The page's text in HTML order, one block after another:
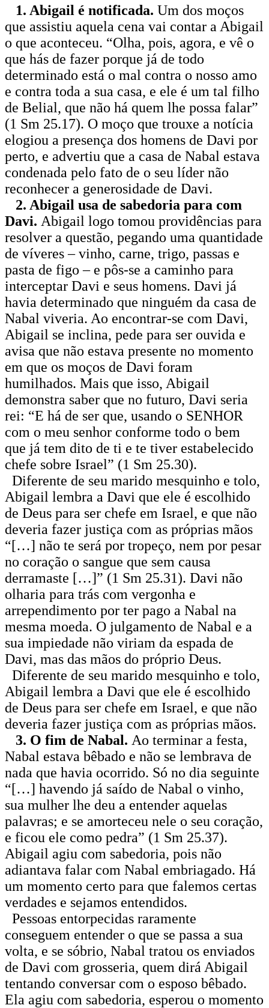
1. Abigail é notificada. Um dos moços
que assistiu aquela cena vai contar a Abigail
o que aconteceu. “Olha, pois, agora, e vê o
que hás de fazer porque já de todo
determinado está o mal contra o nosso amo
e contra toda a sua casa, e ele é um tal filho
de Belial, que não há quem lhe possa falar”
(1 Sm 25.17). O moço que trouxe a notícia
elogiou a presença dos homens de Davi por
perto, e advertiu que a casa de Nabal estava
condenada pelo fato de o seu líder não
reconhecer a generosidade de Davi.
2. Abigail usa de sabedoria para com
Davi. Abigail logo tomou providências para
resolver a questão, pegando uma quantidade
de víveres – vinho, carne, trigo, passas e
pasta de figo – e pôs-se a caminho para
interceptar Davi e seus homens. Davi já
havia determinado que ninguém da casa de
Nabal viveria. Ao encontrar-se com Davi,
Abigail se inclina, pede para ser ouvida e
avisa que não estava presente no momento
em que os moços de Davi foram
humilhados. Mais que isso, Abigail
demonstra saber que no futuro, Davi seria
rei: “E há de ser que, usando o SENHOR
com o meu senhor conforme todo o bem
que já tem dito de ti e te tiver estabelecido
chefe sobre Israel” (1 Sm 25.30).
Diferente de seu marido mesquinho e tolo,
Abigail lembra a Davi que ele é escolhido
de Deus para ser chefe em Israel, e que não
deveria fazer justiça com as próprias mãos
“[…] não te será por tropeço, nem por pesar
no coração o sangue que sem causa
derramaste […]” (1 Sm 25.31). Davi não
olharia para trás com vergonha e
arrependimento por ter pago a Nabal na
mesma moeda. O julgamento de Nabal e a
sua impiedade não viriam da espada de
Davi, mas das mãos do próprio Deus.
Diferente de seu marido mesquinho e tolo,
Abigail lembra a Davi que ele é escolhido
de Deus para ser chefe em Israel, e que não
deveria fazer justiça com as próprias mãos.
3. O fim de Nabal. Ao terminar a festa,
Nabal estava bêbado e não se lembrava de
nada que havia ocorrido. Só no dia seguinte
“[…] havendo já saído de Nabal o vinho,
sua mulher lhe deu a entender aquelas
palavras; e se amorteceu nele o seu coração,
e ficou ele como pedra” (1 Sm 25.37).
Abigail agiu com sabedoria, pois não
adiantava falar com Nabal embriagado. Há
um momento certo para que falemos certas
verdades e sejamos entendidos.
Pessoas entorpecidas raramente
conseguem entender o que se passa a sua
volta, e se sóbrio, Nabal tratou os enviados
de Davi com grosseria, quem dirá Abigail
tentando conversar com o esposo bêbado.
Ela agiu com sabedoria, esperou o momento